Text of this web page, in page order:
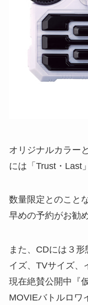
オリジナルカラー
には「Trust・Last
数量限定とのこと
早めの予約がお勧
また、CDには３
イズ、TVサイズ、
現在絶賛公開中『
MOVIEバトルロワ